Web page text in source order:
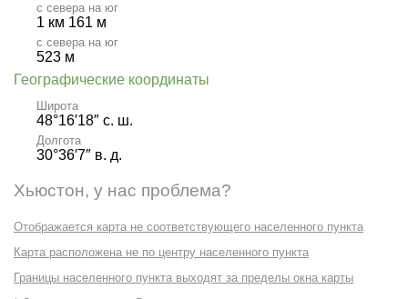
с севера на юг
1 км 161 м
с севера на юг
523 м
Географические координаты
Широта
48°16′18″ с. ш.
Долгота
30°36′7″ в. д.
Хьюстон, у нас проблема?
Отображается карта не соответствующего населенного пункта
Карта расположена не по центру населенного пункта
Границы населенного пункта выходят за пределы окна карты